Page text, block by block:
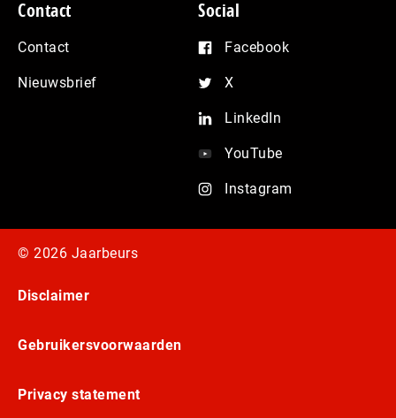
Contact
Contact
Nieuwsbrief
Social
Facebook
X
LinkedIn
YouTube
Instagram
© 2026 Jaarbeurs
Disclaimer
Gebruikersvoorwaarden
Privacy statement